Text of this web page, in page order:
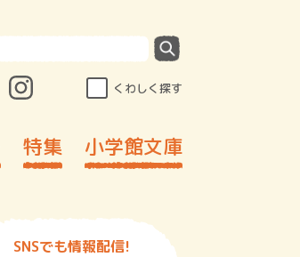
くわしく探す
特集 小学館文庫
SNSでも情報配信!